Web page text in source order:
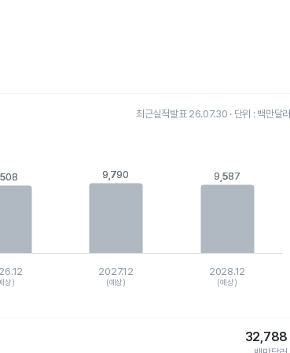
최근실적발표 26.07.30 · 단위 : 백만달러
5148.8 to 9789.61359.
9,790
9,790 9,587
9,587
상)
2027.12
(예상)
2028.12
(예상)
32,788